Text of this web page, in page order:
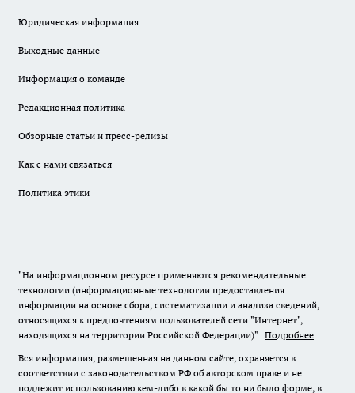
Юридическая информация
Выходные данные
Информация о команде
Редакционная политика
Обзорные статьи и пресс-релизы
Как с нами связаться
Политика этики
"На информационном ресурсе применяются рекомендательные
технологии (информационные технологии предоставления
информации на основе сбора, систематизации и анализа сведений,
относящихся к предпочтениям пользователей сети "Интернет",
находящихся на территории Российской Федерации)". Подробнее
Вся информация, размещенная на данном сайте, охраняется в
соответствии с законодательством РФ об авторском праве и не
подлежит использованию кем-либо в какой бы то ни было форме, в